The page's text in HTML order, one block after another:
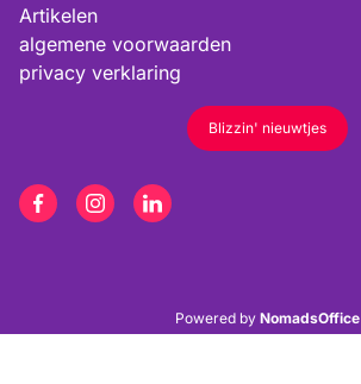
Artikelen
algemene voorwaarden
privacy verklaring
Blizzin' nieuwtjes
Powered by NomadsOffice